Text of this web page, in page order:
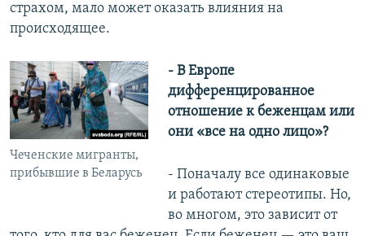
страхом, мало может оказать влияния на
происходящее.
Чеченские мигранты,
прибывшие в Беларусь
- В Европе
дифференцированное
отношение к беженцам или
они «все на одно лицо»?
- Поначалу все одинаковые
и работают стереотипы. Но,
во многом, это зависит от